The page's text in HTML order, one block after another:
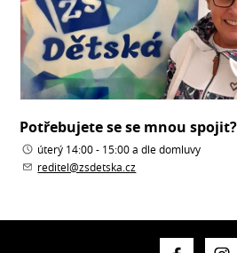
Potřebujete se se mnou spojit?
úterý 14:00 - 15:00 a dle domluvy
reditel@zsdetska.cz